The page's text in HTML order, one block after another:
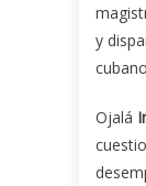
y
Ojalá